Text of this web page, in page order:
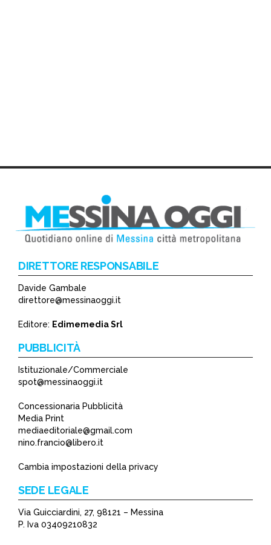
DIRETTORE RESPONSABILE
Davide Gambale
direttore@messinaoggi.it
Editore: Edimemedia Srl
PUBBLICITÀ
Istituzionale/Commerciale
spot@messinaoggi.it
Concessionaria Pubblicità
Media Print
mediaeditoriale@gmail.com
nino.francio@libero.it
Cambia impostazioni della privacy
SEDE LEGALE
Via Guicciardini, 27, 98121 – Messina
P. Iva 03409210832